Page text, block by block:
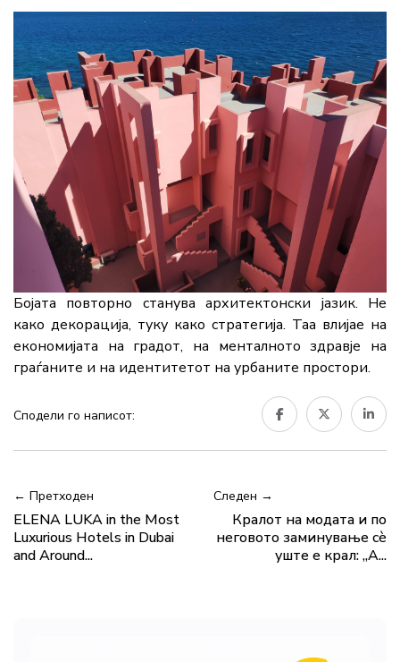
Бојата повторно станува архитектонски јазик. Не
како декорација, туку како стратегија. Таа влијае на
економијата на градот, на менталното здравје на
граѓаните и на идентитетот на урбаните простори.
Сподели го написот:
← Претходен
ELENA LUKA in the Most
Luxurious Hotels in Dubai
and Around...
Следен →
Кралот на модата и по
неговото заминување сѐ
уште е крал: „А...